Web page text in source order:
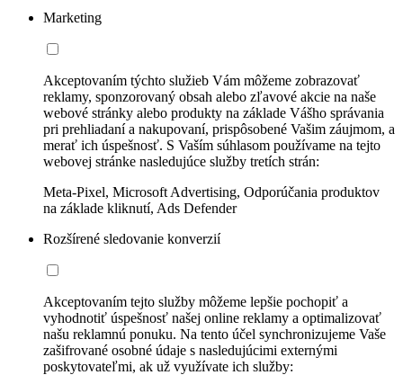
Marketing
Akceptovaním týchto služieb Vám môžeme zobrazovať
reklamy, sponzorovaný obsah alebo zľavové akcie na naše
webové stránky alebo produkty na základe Vášho správania
pri prehliadaní a nakupovaní, prispôsobené Vašim záujmom, a
merať ich úspešnosť. S Vaším súhlasom používame na tejto
webovej stránke nasledujúce služby tretích strán:
Meta-Pixel, Microsoft Advertising, Odporúčania produktov
na základe kliknutí, Ads Defender
Rozšírené sledovanie konverzií
Akceptovaním tejto služby môžeme lepšie pochopiť a
vyhodnotiť úspešnosť našej online reklamy a optimalizovať
našu reklamnú ponuku. Na tento účel synchronizujeme Vaše
zašifrované osobné údaje s nasledujúcimi externými
poskytovateľmi, ak už využívate ich služby: